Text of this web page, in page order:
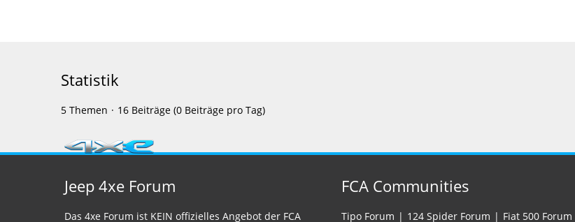
Statistik
5 Themen 16 Beiträge (0 Beiträge pro Tag)
Jeep 4xe Forum
Das 4xe Forum ist KEIN offizielles Angebot der FCA
FCA Communities
Tipo Forum 124 Spider Forum Fiat 500 Forum